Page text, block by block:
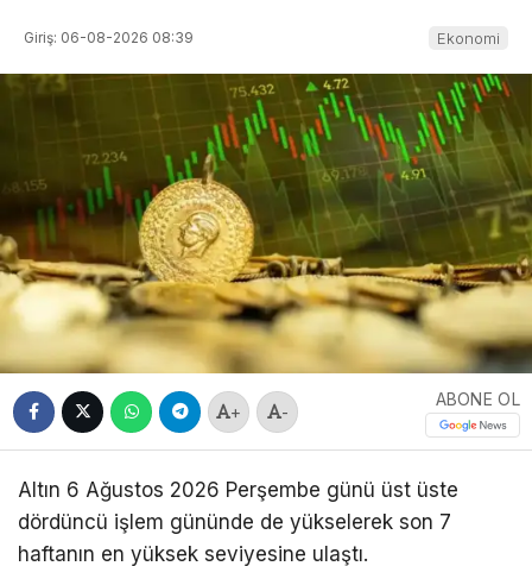
Giriş: 06-08-2026 08:39 Ekonomi
+ -
ABONE OL
Altın 6 Ağustos 2026 Perşembe günü üst üste
dördüncü işlem gününde de yükselerek son 7
haftanın en yüksek seviyesine ulaştı.